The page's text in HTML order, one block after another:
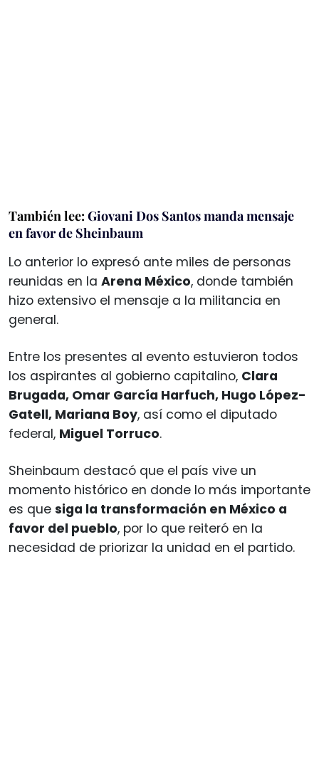
También lee: Giovani Dos Santos manda mensaje
en favor de Sheinbaum
Lo anterior lo expresó ante miles de personas
reunidas en la Arena México, donde también
hizo extensivo el mensaje a la militancia en
general.
Entre los presentes al evento estuvieron todos
los aspirantes al gobierno capitalino, Clara
Brugada, Omar García Harfuch, Hugo López-
Gatell, Mariana Boy, así como el diputado
federal, Miguel Torruco.
Sheinbaum destacó que el país vive un
momento histórico en donde lo más importante
es que siga la transformación en México a
favor del pueblo, por lo que reiteró en la
necesidad de priorizar la unidad en el partido.